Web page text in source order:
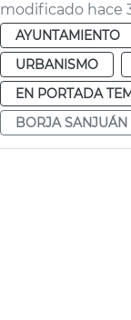
modificado hace
AYUNTAMIENTO
URBANISMO
EN PORTADA
BORJA SANJUÁN